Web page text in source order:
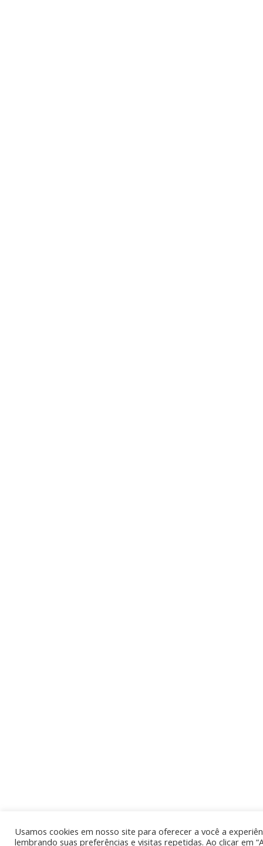
Usamos cookies em nosso site para oferecer a você a
lembrando suas preferências e visitas repetidas. Ao clicar em